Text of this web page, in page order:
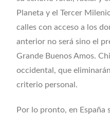
Planeta y el Tercer
calles con acceso a los
anterior no será sino el
Grande Buenos Amos.
occidental, que
criterio personal.
Por lo pronto, en España